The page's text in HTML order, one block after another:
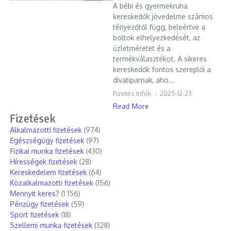
A bébi és gyermekruha
kereskedők jövedelme számos
tényezőtől függ, beleértve a
boltok elhelyezkedését, az
üzletméretet és a
termékválasztékot. A sikeres
kereskedők fontos szereplői a
divatiparnak, aho...
Fizetés Infók 2025-12-23
Read More
Fizetések
Alkalmazotti fizetések (974)
Egészségügy fizetések (97)
Fizikai munka fizetések (430)
Hírességek fizetések (28)
Kereskedelem fizetések (64)
Közalkalmazotti fizetések (156)
Mennyit keres? (1 156)
Pénzügy fizetések (59)
Sport fizetések (18)
Szellemi munka fizetések (328)